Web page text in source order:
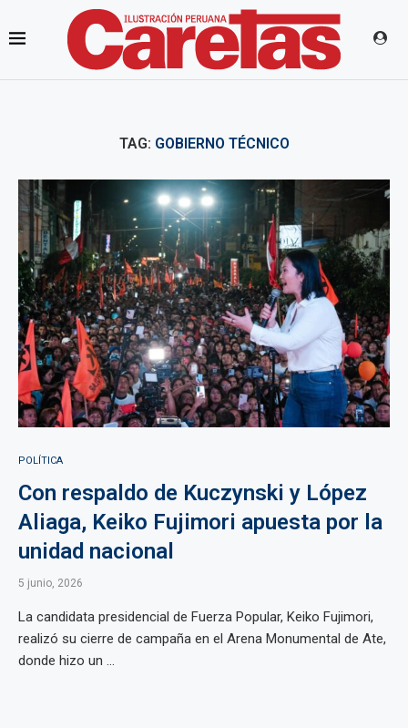
TAG: GOBIERNO TÉCNICO
POLÍTICA
Con respaldo de Kuczynski y López
Aliaga, Keiko Fujimori apuesta por la
unidad nacional
5 junio, 2026
La candidata presidencial de Fuerza Popular, Keiko Fujimori,
realizó su cierre de campaña en el Arena Monumental de Ate,
donde hizo un ...